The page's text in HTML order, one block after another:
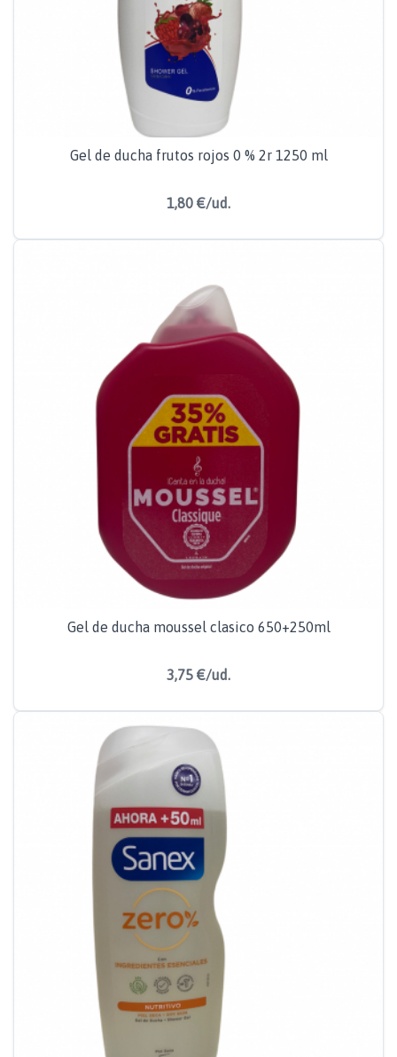
Gel de ducha frutos rojos 0 % 2r 1250 ml
1,80 €/ud.
Gel de ducha moussel clasico 650+250ml
3,75 €/ud.